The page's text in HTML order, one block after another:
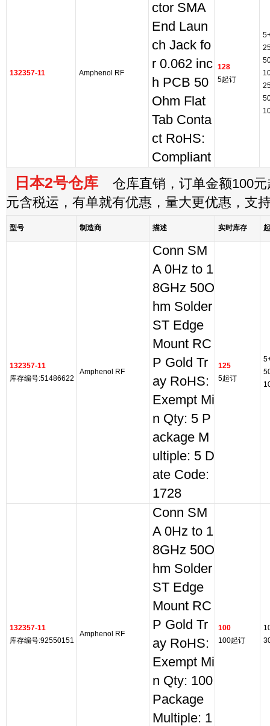
132357-11 Amphenol RF
ctor SMA
End Laun
ch Jack fo
r 0.062 inc
h PCB 50
Ohm Flat
Tab Conta
ct RoHS:
Compliant
128
5起订
日本2号仓库 仓库直销，订单金额100元
元含税运，有单就有优惠，量大更优惠，支
型号 制造商 描述 实时库存
132357-11
库存编号:51486622
Amphenol RF
Conn SM
A 0Hz to 1
8GHz 50O
hm Solder
ST Edge
Mount RC
P Gold Tr
ay RoHS:
Exempt Mi
n Qty: 5 P
ackage M
ultiple: 5 D
ate Code:
1728
125
5起订
132357-11
库存编号:92550151
Amphenol RF
Conn SM
A 0Hz to 1
8GHz 50O
hm Solder
ST Edge
Mount RC
P Gold Tr
ay RoHS:
Exempt Mi
n Qty: 100
Package
Multiple: 1
100
100起订